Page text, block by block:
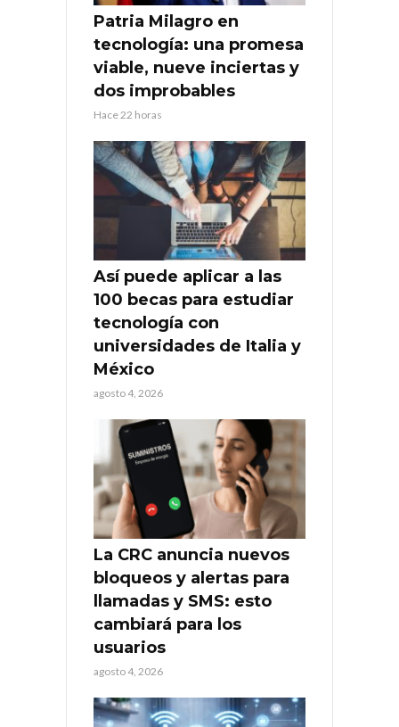
Patria Milagro en
tecnología: una promesa
viable, nueve inciertas y
dos improbables
Hace 22 horas
Así puede aplicar a las
100 becas para estudiar
tecnología con
universidades de Italia y
México
agosto 4, 2026
La CRC anuncia nuevos
bloqueos y alertas para
llamadas y SMS: esto
cambiará para los
usuarios
agosto 4, 2026